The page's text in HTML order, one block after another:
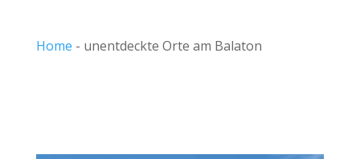
Home - unentdeckte Orte am Balaton